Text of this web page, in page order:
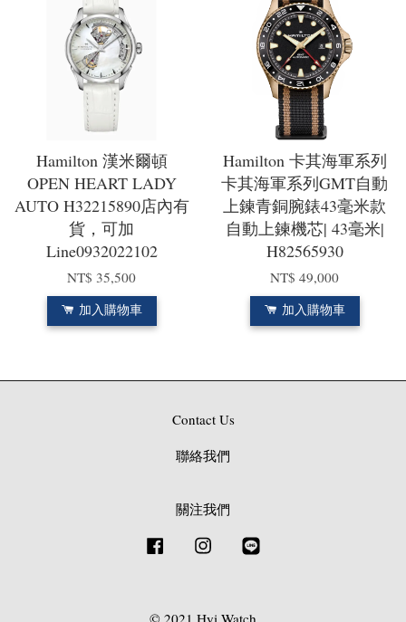
Hamilton 漢米爾頓
OPEN HEART LADY
AUTO H32215890店內有
貨，可加
Line0932022102
NT$ 35,500
加入購物車
Hamilton 卡其海軍系列
卡其海軍系列GMT自動
上鍊青銅腕錶43毫米款
自動上鍊機芯| 43毫米|
H82565930
NT$ 49,000
加入購物車
Contact Us
聯絡我們
關注我們
Facebook Instagram
© 2021 Hyi Watch